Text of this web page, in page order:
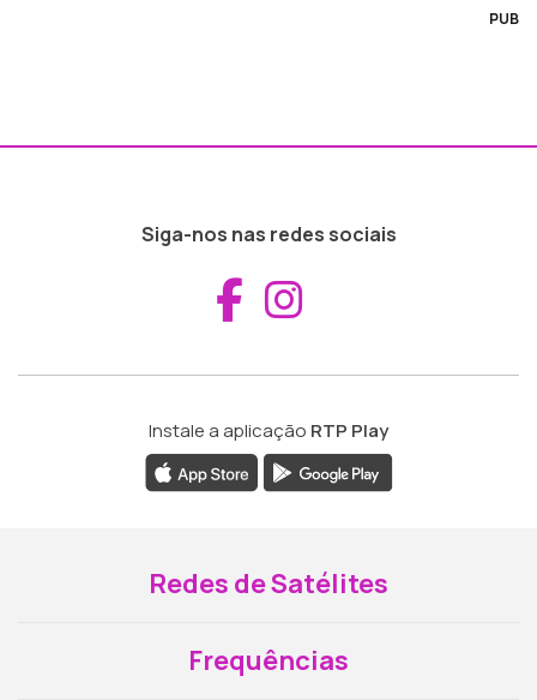
PUB
Siga-nos nas redes sociais
Aceder ao
Instale a aplicação RTP Play
Redes de Satélites
Frequências